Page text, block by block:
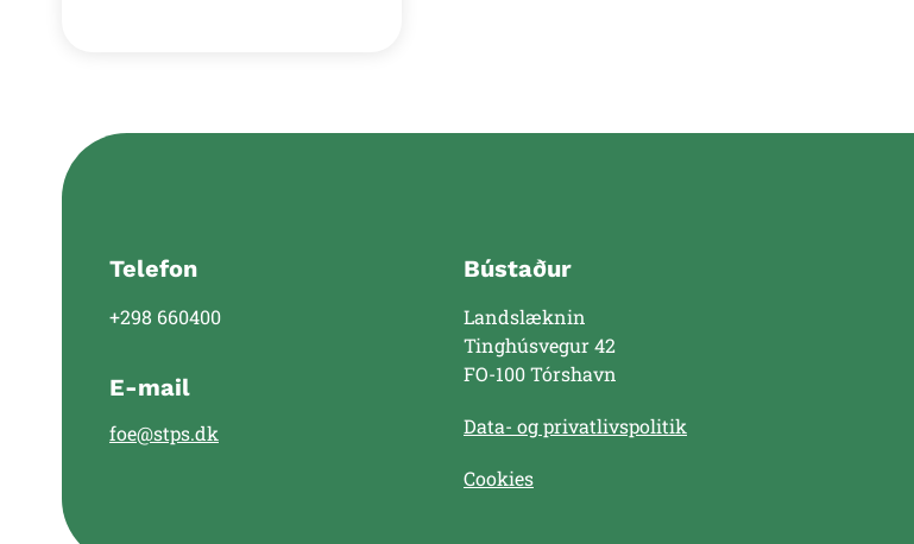
Telefon
+298 660400
E-mail
foe@stps.dk
Bústaður
Landslæknin
Tinghúsvegur 42
FO-100 Tórshavn
Data- og privatlivspolitik
Cookies